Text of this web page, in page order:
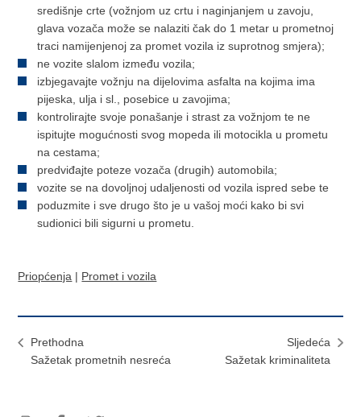
središnje crte (vožnjom uz crtu i naginjanjem u zavoju,
glava vozača može se nalaziti čak do 1 metar u prometnoj
traci namijenjenoj za promet vozila iz suprotnog smjera);
ne vozite slalom između vozila;
izbjegavajte vožnju na dijelovima asfalta na kojima ima
pijeska, ulja i sl., posebice u zavojima;
kontrolirajte svoje ponašanje i strast za vožnjom te ne
ispitujte mogućnosti svog mopeda ili motocikla u prometu
na cestama;
predviđajte poteze vozača (drugih) automobila;
vozite se na dovoljnoj udaljenosti od vozila ispred sebe te
poduzmite i sve drugo što je u vašoj moći kako bi svi
sudionici bili sigurni u prometu.
Priopćenja | Promet i vozila
Prethodna
Sažetak prometnih nesreća
Sljedeća
Sažetak kriminaliteta